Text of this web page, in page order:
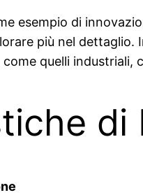
esempio di
più nel
quelli industriali,
di